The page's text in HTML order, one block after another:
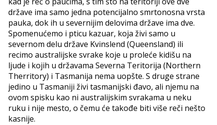
države ima samo jedna potencijalno smrtonosna vrsta
pauka, dok ih u severnijim delovima države ima dve.
Spomenućemo i pticu kazuar, koja živi samo u
severnom delu države Kvinslend (Queensland) ili
recimo australijske svrake koje u proleće kidišu na
ljude i kojih u državama Severna Teritorija (Northern
Therritory) i Tasmanija nema uopšte. S druge strane
jedino u Tasmaniji živi tasmanijski đavo, ali njemu na
ovom spisku kao ni australijskim svrakama u neku
ruku i nije mesto, o čemu će takođe biti više reči nešto
kasnije.